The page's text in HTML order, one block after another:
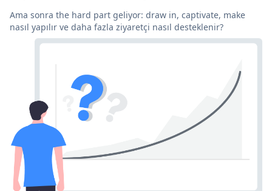
Ama sonra the hard part geliyor: draw in, captivate, make
nasıl yapılır ve daha fazla ziyaretçi nasıl desteklenir?